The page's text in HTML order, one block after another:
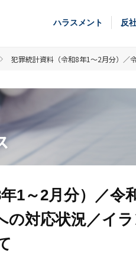
ハラスメント 反
犯罪統計資料（令和8年1～2月分）／
1～2月分）／
の対応状況／イ